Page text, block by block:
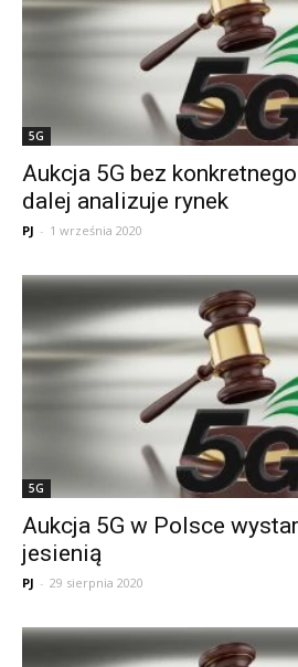
5G
Aukcja 5G bez
dalej analizuje rynek
PJ - 1 września 2020
5G
Aukcja 5G w Polsce
jesienią
PJ - 29 sierpnia 2020